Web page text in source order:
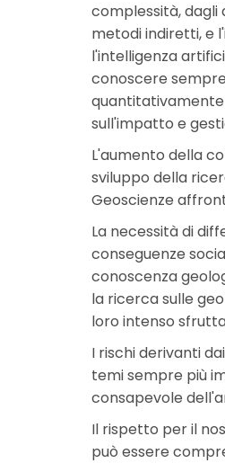
complessità, dagli
metodi indiretti, e
l'intelligenza
conoscere
sull'impatto e
L'aumento della
sviluppo della
Geoscienze
La necessità di
conseguenze
conoscenza
la ricerca sulle
loro intenso
I rischi derivanti
temi sempre più
consapevole
Il rispetto per il
può essere